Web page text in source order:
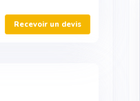
Recevoir un devis